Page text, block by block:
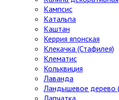
Кампсис
Катальпа
Каштан
Керрия японская
Клекачка (Стафилея)
Клематис
Кольквиция
Лаванда
Ландышевое дерево
Лапчатка